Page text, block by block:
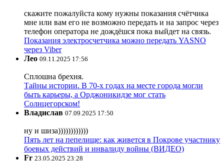
скажите пожалуйста кому нужны показания счётчика
мне или вам его не возможно передать и на запрос через
телефон оператора не дождёшся пока выйдет на связь.
Показания электросчетчика можно передать YASNO
через Viber
Лео 09.11.2025 17:56
Сплошна брехня.
Тайны истории. В 70-х годах на месте города могли
быть карьеры, а Орджоникидзе мог стать
Солнцегорском!
Владислав 07.09.2025 17:50
ну и шиза))))))))))))
Пять лет на пепелище: как живется в Покрове участнику
боевых действий и инвалиду войны (ВИДЕО)
Fr 23.05.2025 23:28